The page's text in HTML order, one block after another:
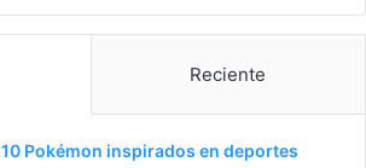
Reciente
10 Pokémon inspirados en deportes